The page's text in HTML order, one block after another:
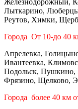
Лыткарино,
Реутов, Химки,
Города От 10-до 40
Апрелевка,
Ивантеевка,
Подольск, Пушкино,
Фрязино, Щелково,
Города более 40 км